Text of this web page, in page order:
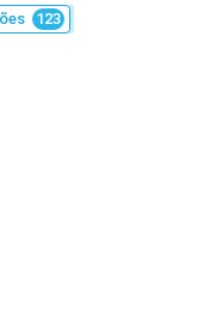
123